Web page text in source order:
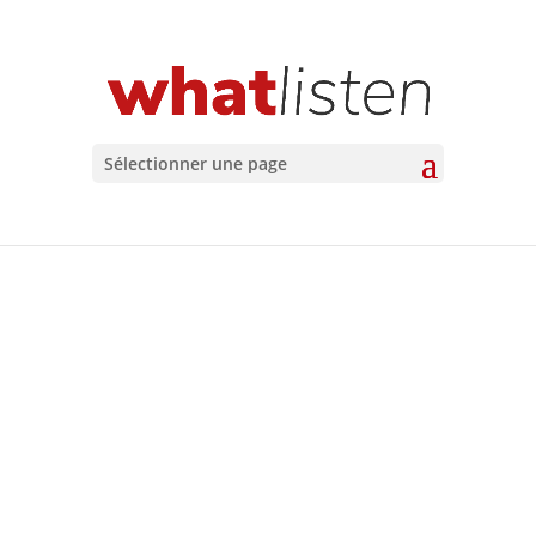
Sélectionner une page